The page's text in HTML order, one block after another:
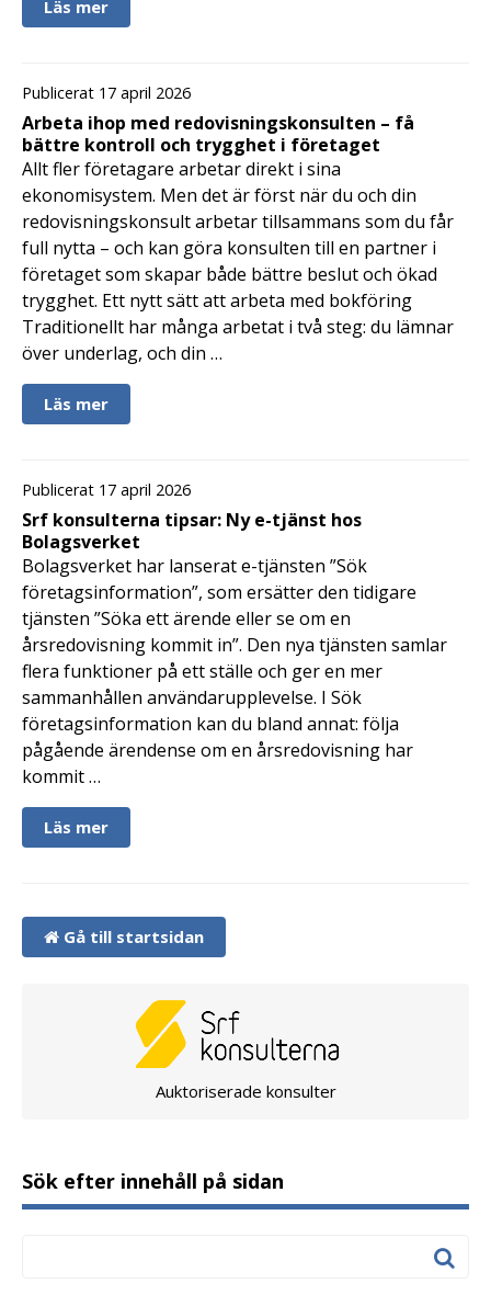
Läs mer
Publicerat 17 april 2026
Arbeta ihop med redovisningskonsulten – få
bättre kontroll och trygghet i företaget
Allt fler företagare arbetar direkt i sina
ekonomisystem. Men det är först när du och din
redovisningskonsult arbetar tillsammans som du får
full nytta – och kan göra konsulten till en partner i
företaget som skapar både bättre beslut och ökad
trygghet. Ett nytt sätt att arbeta med bokföring
Traditionellt har många arbetat i två steg: du lämnar
över underlag, och din …
Läs mer
Publicerat 17 april 2026
Srf konsulterna tipsar: Ny e-tjänst hos
Bolagsverket
Bolagsverket har lanserat e-tjänsten ”Sök
företagsinformation”, som ersätter den tidigare
tjänsten ”Söka ett ärende eller se om en
årsredovisning kommit in”. Den nya tjänsten samlar
flera funktioner på ett ställe och ger en mer
sammanhållen användarupplevelse. I Sök
företagsinformation kan du bland annat: följa
pågående ärendense om en årsredovisning har
kommit …
Läs mer
Gå till startsidan
Auktoriserade konsulter
Sök efter innehåll på sidan